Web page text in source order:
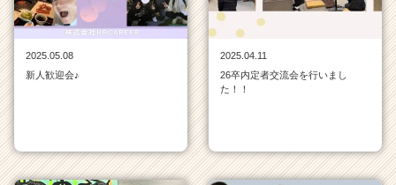
く
就
キ
ャ
2025.05.08
新人歓迎会♪
2025.04.11
26卒内定者交流会を行いまし
た！！